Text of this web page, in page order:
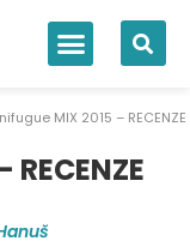
MIX 2015 – RECENZE